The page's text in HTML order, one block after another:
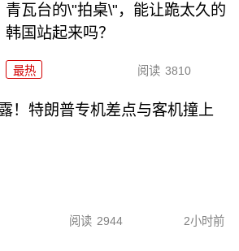
青瓦台的\"拍桌\"，能让跪太久的
韩国站起来吗？
最热 阅读 3810
！特朗普专机差点与客机撞上
阅读 2944 2小时前